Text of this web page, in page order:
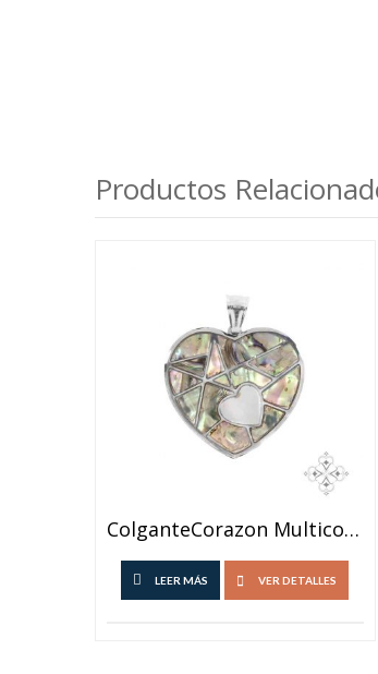
Productos
ColganteCorazon Multicolor
LEER MÁS VER DETALLES